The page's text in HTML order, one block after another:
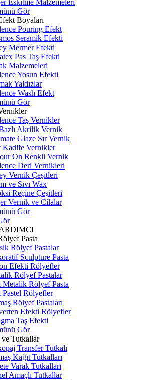
Eskitme Malzemeleri
Gör
Boyaları
Pouring Efekt
Seramik Efekti
Mermer Efekti
Pas Taş Efekti
Malzemeleri
Yosun Efekti
Yaldızlar
Wash Efekt
Gör
Taş Vernikler
Akrilik Vernik
Glaze Sır Vernik
Kadife Vernikler
On Renkli Vernik
Deri Vernikleri
Vernik Çeşitleri
ve Sıvı Wax
Reçine Çeşitleri
Vernik ve Cilalar
Gör
Pasta
Rölyef Pastalar
Sculpture Pasta
Efekti Rölyefler
Rölyef Pastalar
Metalik Rölyef Pasta
Pastel Rölyefler
Rölyef Pastaları
Efekti Rölyefler
Taş Efekti
Gör
ve Tutkallar
Transfer Tutkalı
Kağıt Tutkalları
Varak Tutkalları
Amaçlı Tutkallar